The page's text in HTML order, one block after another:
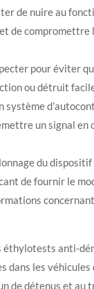
de nuire au
de compromettre
pour éviter
ou détruit
système
un signal en
du dispositif
de fournir le
éthylotests anti-
dans les véhicules
de détenus et au